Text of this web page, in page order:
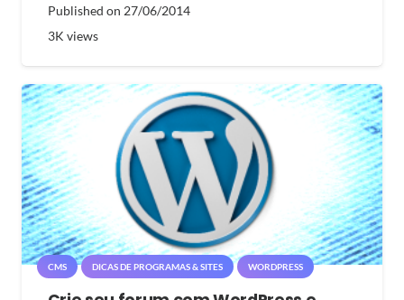
Published on 27/06/2014
3K views
CMS DICAS DE PROGRAMAS & SITES WORDPRESS